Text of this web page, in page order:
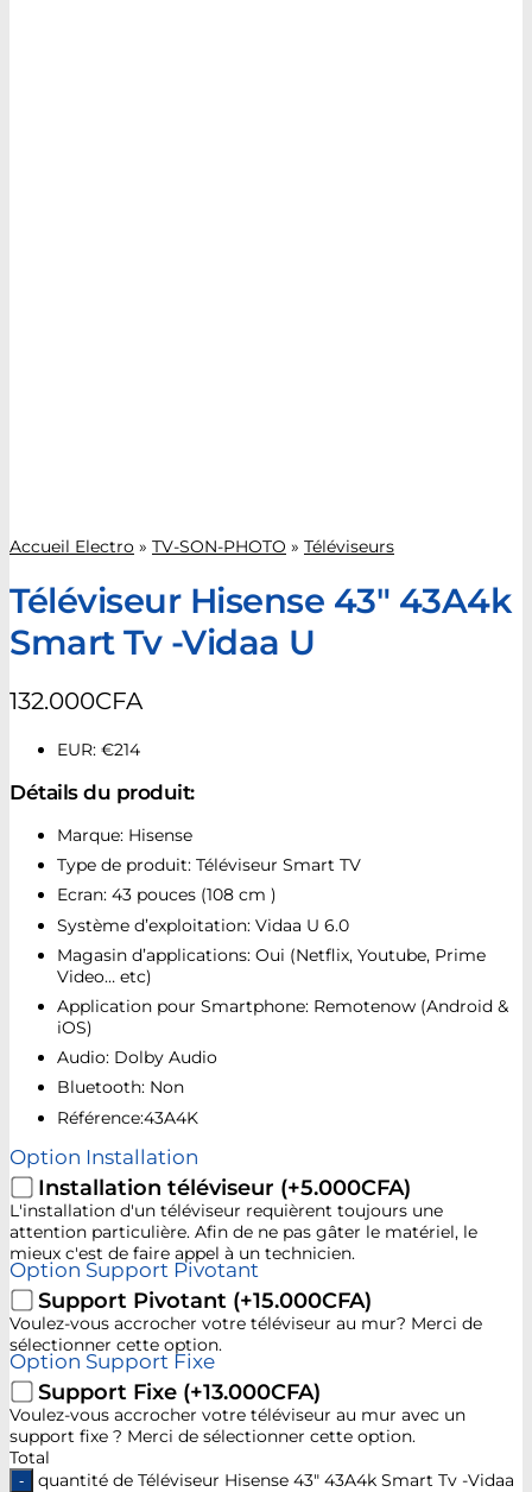
Accueil Electro » TV-SON-PHOTO » Téléviseurs
Téléviseur Hisense 43″ 43A4k
Smart Tv -Vidaa U
132.000CFA
EUR: €214
Détails du produit:
Marque: Hisense
Type de produit: Téléviseur Smart TV
Ecran: 43 pouces (108 cm )
Système d’exploitation: Vidaa U 6.0
Magasin d’applications: Oui (Netflix, Youtube, Prime
Video… etc)
Application pour Smartphone: Remotenow (Android &
iOS)
Audio: Dolby Audio
Bluetooth: Non
Référence:43A4K
Option Installation
Installation téléviseur (+5.000CFA)
L'installation d'un téléviseur requièrent toujours une
attention particulière. Afin de ne pas gâter le matériel, le
mieux c'est de faire appel à un technicien.
Option Support Pivotant
Support Pivotant (+15.000CFA)
Voulez-vous accrocher votre téléviseur au mur? Merci de
sélectionner cette option.
Option Support Fixe
Support Fixe (+13.000CFA)
Voulez-vous accrocher votre téléviseur au mur avec un
support fixe ? Merci de sélectionner cette option.
Total
quantité de Téléviseur Hisense 43" 43A4k Smart Tv -Vidaa